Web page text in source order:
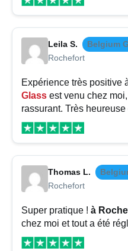
Leila S.
Belgium
Rochefort
Expérience très positive
Glass est venu chez
rassurant. Très
Thomas L.
Rochefort
Super pratique ! à
chez moi et tout a été